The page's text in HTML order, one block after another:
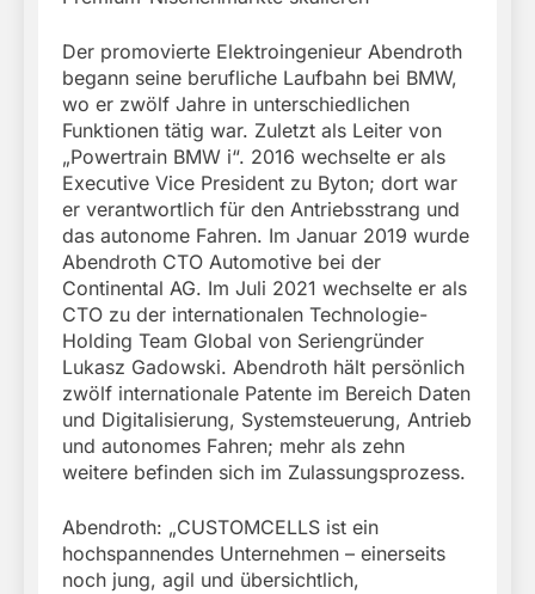
Der promovierte Elektroingenieur Abendroth
begann seine berufliche Laufbahn bei BMW,
wo er zwölf Jahre in unterschiedlichen
Funktionen tätig war. Zuletzt als Leiter von
„Powertrain BMW i“. 2016 wechselte er als
Executive Vice President zu Byton; dort war
er verantwortlich für den Antriebsstrang und
das autonome Fahren. Im Januar 2019 wurde
Abendroth CTO Automotive bei der
Continental AG. Im Juli 2021 wechselte er als
CTO zu der internationalen Technologie-
Holding Team Global von Seriengründer
Lukasz Gadowski. Abendroth hält persönlich
zwölf internationale Patente im Bereich Daten
und Digitalisierung, Systemsteuerung, Antrieb
und autonomes Fahren; mehr als zehn
weitere befinden sich im Zulassungsprozess.
Abendroth: „CUSTOMCELLS ist ein
hochspannendes Unternehmen – einerseits
noch jung, agil und übersichtlich,